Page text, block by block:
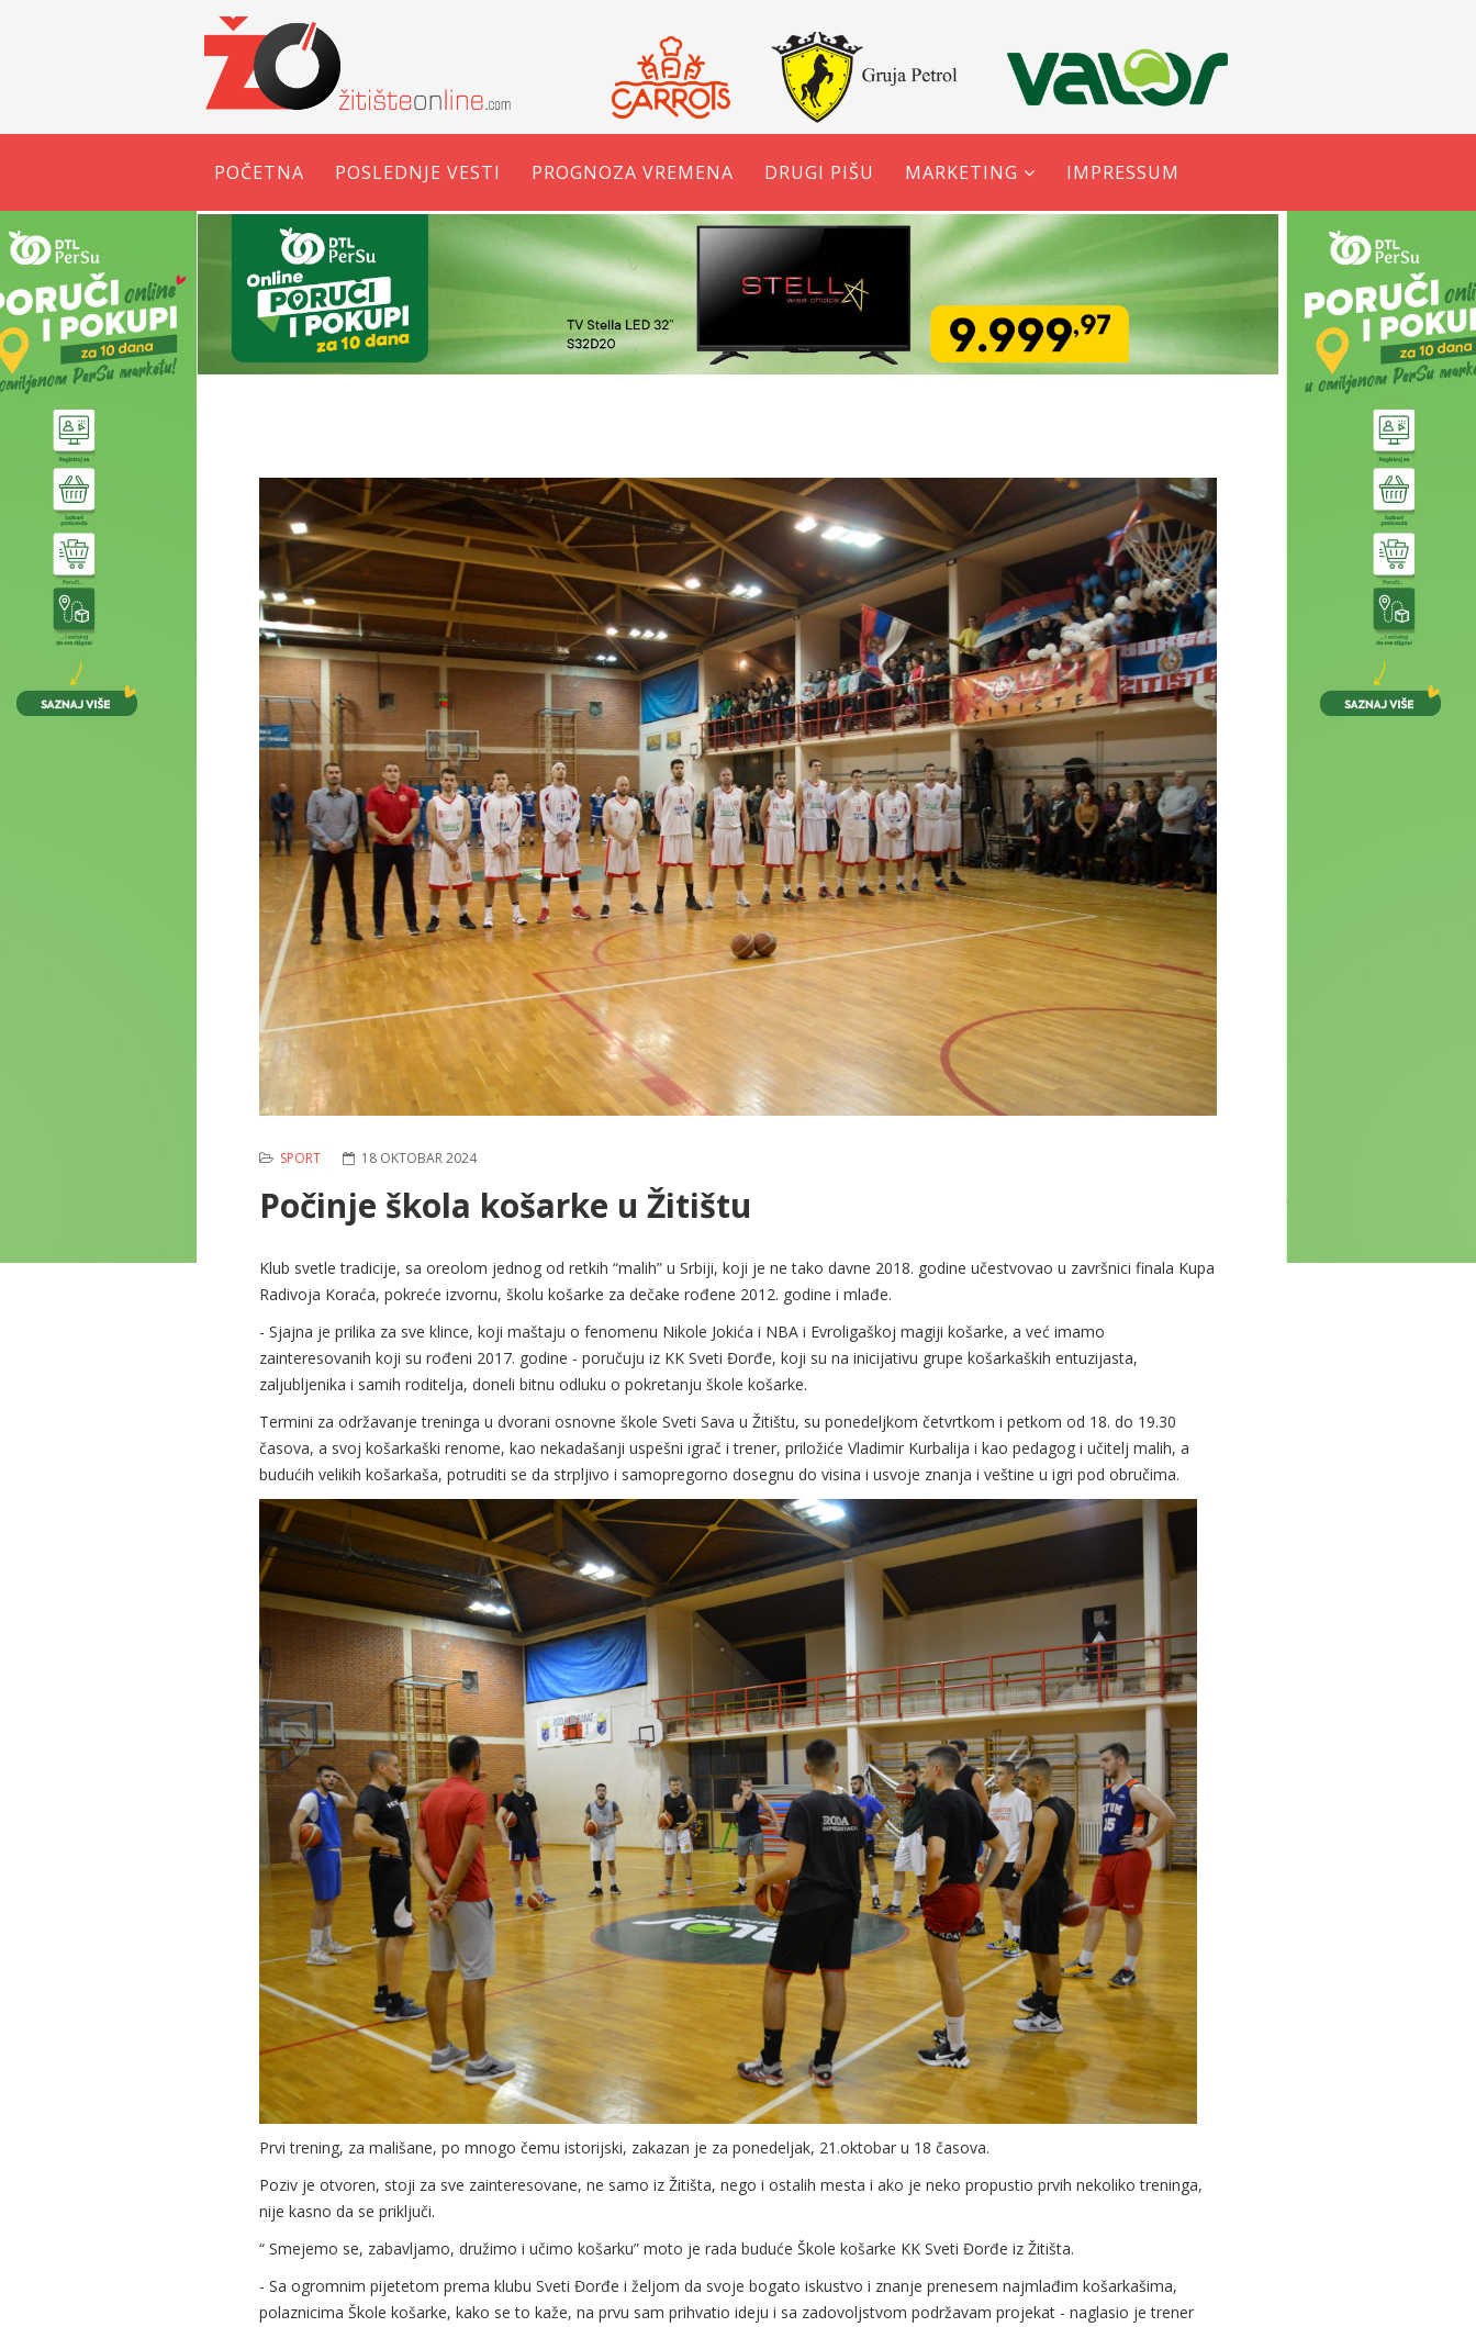
POČETNA POSLEDNJE VESTI PROGNOZA VREMENA DRUGI PIŠU MARKETING IMPRESSUM
SPORT 18 OKTOBAR 2024
Počinje škola košarke u Žitištu
Klub svetle tradicije, sa oreolom jednog od retkih “malih” u Srbiji, koji je ne tako davne 2018. godine učestvovao u završnici finala Kupa
Radivoja Koraća, pokreće izvornu, školu košarke za dečake rođene 2012. godine i mlađe.
- Sjajna je prilika za sve klince, koji maštaju o fenomenu Nikole Jokića i NBA i Evroligaškoj magiji košarke, a već imamo
zainteresovanih koji su rođeni 2017. godine - poručuju iz KK Sveti Đorđe, koji su na inicijativu grupe košarkaških entuzijasta,
zaljubljenika i samih roditelja, doneli bitnu odluku o pokretanju škole košarke.
Termini za održavanje treninga u dvorani osnovne škole Sveti Sava u Žitištu, su ponedeljkom četvrtkom i petkom od 18. do 19.30
časova, a svoj košarkaški renome, kao nekadašanji uspešni igrač i trener, priložiće Vladimir Kurbalija i kao pedagog i učitelj malih, a
budućih velikih košarkaša, potruditi se da strpljivo i samopregorno dosegnu do visina i usvoje znanja i veštine u igri pod obručima.
Prvi trening, za mališane, po mnogo čemu istorijski, zakazan je za ponedeljak, 21.oktobar u 18 časova.
Poziv je otvoren, stoji za sve zainteresovane, ne samo iz Žitišta, nego i ostalih mesta i ako je neko propustio prvih nekoliko treninga,
nije kasno da se priključi.
“ Smejemo se, zabavljamo, družimo i učimo košarku” moto je rada buduće Škole košarke KK Sveti Đorđe iz Žitišta.
- Sa ogromnim pijetetom prema klubu Sveti Đorđe i željom da svoje bogato iskustvo i znanje prenesem najmlađim košarkašima,
polaznicima Škole košarke, kako se to kaže, na prvu sam prihvatio ideju i sa zadovoljstvom podržavam projekat - naglasio je trener